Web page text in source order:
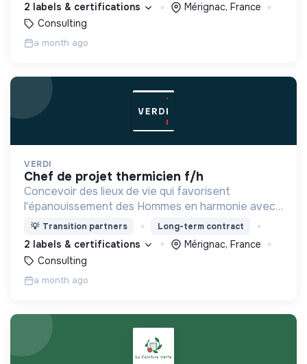
2 labels & certifications
Mérignac, France
Consulting
a month ago
VERDI
chef de projet thermicien f/h
Concevoir des lieux de vie qui favorisent
l'épanouissement des Hommes en harmonie avec
leur environnement.
💡 Transition partners Long-term contract
2 labels & certifications
Mérignac, France
Consulting
a month ago